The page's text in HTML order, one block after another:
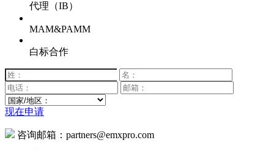
代理（IB）
MAM&PAMM
白标合作
现在申请
咨询邮箱：partners@emxpro.com